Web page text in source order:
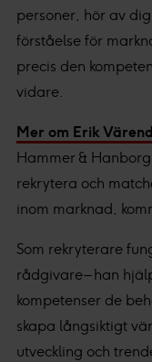
personer, hör av
förståelse för
precis den
vidare.
Mer om Erik
Hammer &
rekrytera och
inom marknad,
Som rekryterare
rådgivare – han
kompetenser de
skapa långsiktigt
utveckling och